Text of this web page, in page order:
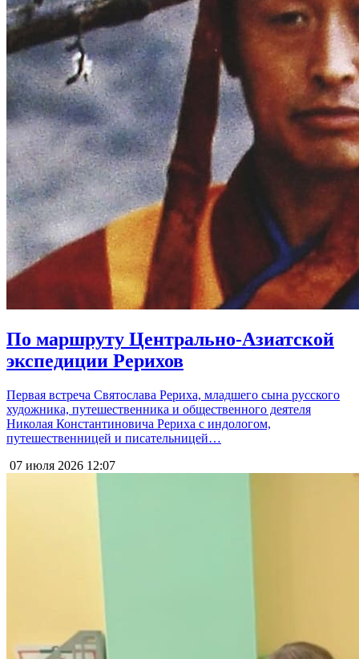
По маршруту Центрально-Азиатской
экспедиции Рерихов
Первая встреча Святослава Рериха, младшего сына русского
художника, путешественника и общественного деятеля
Николая Константиновича Рериха с индологом,
путешественницей и писательницей…
07 июля 2026 12:07